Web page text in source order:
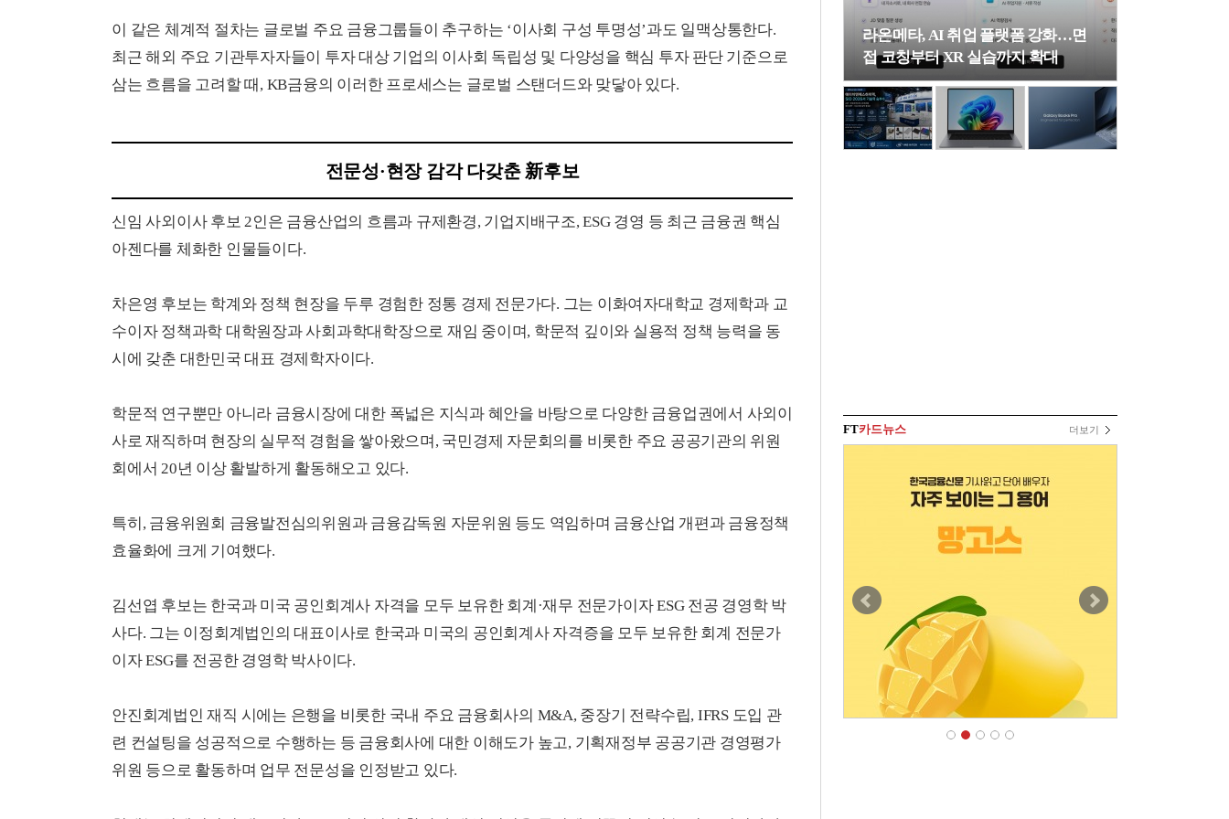
이 같은 체계적 절차는 글로벌 주요 금융그룹들이 추구하는 ‘이사회 구성 투명성’과도 일맥상통한다.
최근 해외 주요 기관투자자들이 투자 대상 기업의 이사회 독립성 및 다양성을 핵심 투자 판단 기준으로
삼는 흐름을 고려할 때, KB금융의 이러한 프로세스는 글로벌 스탠더드와 맞닿아 있다.
전문성·현장 감각 다갖춘 新후보
신임 사외이사 후보 2인은 금융산업의 흐름과 규제환경, 기업지배구조, ESG 경영 등 최근 금융권 핵심
아젠다를 체화한 인물들이다.
차은영 후보는 학계와 정책 현장을 두루 경험한 정통 경제 전문가다. 그는 이화여자대학교 경제학과 교
수이자 정책과학 대학원장과 사회과학대학장으로 재임 중이며, 학문적 깊이와 실용적 정책 능력을 동
시에 갖춘 대한민국 대표 경제학자이다.
학문적 연구뿐만 아니라 금융시장에 대한 폭넓은 지식과 혜안을 바탕으로 다양한 금융업권에서 사외이
사로 재직하며 현장의 실무적 경험을 쌓아왔으며, 국민경제 자문회의를 비롯한 주요 공공기관의 위원
회에서 20년 이상 활발하게 활동해오고 있다.
특히, 금융위원회 금융발전심의위원과 금융감독원 자문위원 등도 역임하며 금융산업 개편과 금융정책
효율화에 크게 기여했다.
김선엽 후보는 한국과 미국 공인회계사 자격을 모두 보유한 회계·재무 전문가이자 ESG 전공 경영학 박
사다. 그는 이정회계법인의 대표이사로 한국과 미국의 공인회계사 자격증을 모두 보유한 회계 전문가
이자 ESG를 전공한 경영학 박사이다.
안진회계법인 재직 시에는 은행을 비롯한 국내 주요 금융회사의 M&A, 중장기 전략수립, IFRS 도입 관
련 컨설팅을 성공적으로 수행하는 등 금융회사에 대한 이해도가 높고, 기획재정부 공공기관 경영평가
위원 등으로 활동하며 업무 전문성을 인정받고 있다.
라온메타, AI 취업 플랫폼 강화…면
접 코칭부터 XR 실습까지 확대
FT카드뉴스 더보기